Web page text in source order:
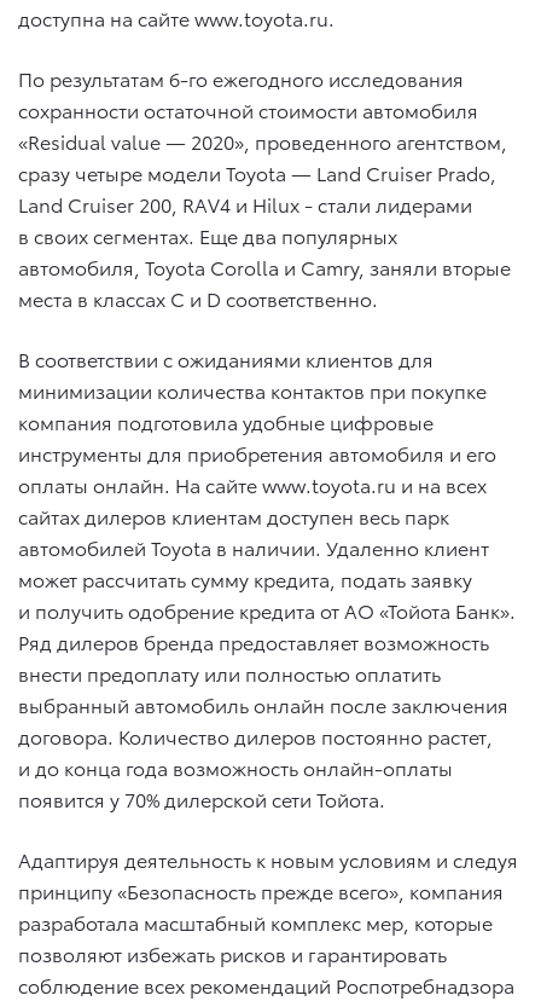
доступна на сайте www.toyota.ru.
По результатам 6-го ежегодного исследования
сохранности остаточной стоимости автомобиля
«Residual value — 2020», проведенного агентством,
сразу четыре модели Toyota — Land Cruiser Prado,
Land Cruiser 200, RAV4 и Hilux ­- стали лидерами
в своих сегментах. Еще два популярных
автомобиля, Toyota Corolla и Camry, заняли вторые
места в классах С и D соответственно.
В соответствии с ожиданиями клиентов для
минимизации количества контактов при покупке
компания подготовила удобные цифровые
инструменты для приобретения автомобиля и его
оплаты онлайн. На сайте www.toyota.ru и на всех
сайтах дилеров клиентам доступен весь парк
автомобилей Toyota в наличии. Удаленно клиент
может рассчитать сумму кредита, подать заявку
и получить одобрение кредита от АО «Тойота Банк».
Ряд дилеров бренда предоставляет возможность
внести предоплату или полностью оплатить
выбранный автомобиль онлайн после заключения
договора. Количество дилеров постоянно растет,
и до конца года возможность онлайн-оплаты
появится у 70% дилерской сети Тойота.
Адаптируя деятельность к новым условиям и следуя
принципу «Безопасность прежде всего», компания
разработала масштабный комплекс мер, которые
позволяют избежать рисков и гарантировать
соблюдение всех рекомендаций Роспотребнадзора